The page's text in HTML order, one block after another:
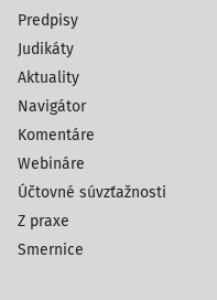
Predpisy
Judikáty
Aktuality
Navigátor
Komentáre
Webináre
Účtovné súvzťažnosti
Z praxe
Smernice